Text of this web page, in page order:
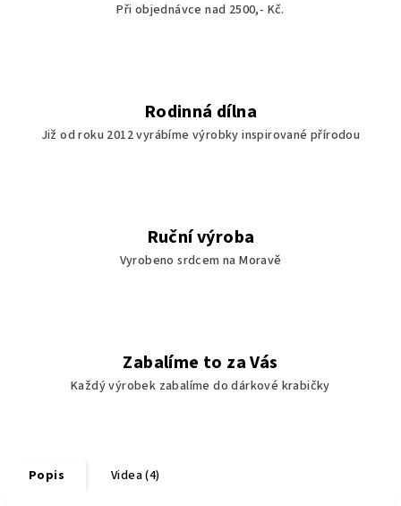
Při objednávce nad 2500,- Kč.
Rodinná dílna
Již od roku 2012 vyrábíme výrobky inspirované přírodou
Ruční výroba
Vyrobeno srdcem na Moravě
Zabalíme to za Vás
Každý výrobek zabalíme do dárkové krabičky
Popis Videa (4)